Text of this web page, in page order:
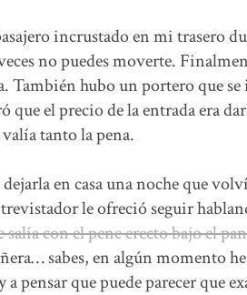
incrustado en mi trasero
no puedes moverte.
También hubo un portero que
que el precio de la entrada era
tanto la pena.
en casa una noche que
le ofreció seguir
con el pene erecto bajo el
sabes, en algún momento
que puede parecer que